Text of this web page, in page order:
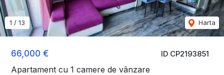
ID CP2193851
66,000 €
Apartament cu 1 camere de vânzare
1 / 13 Harta